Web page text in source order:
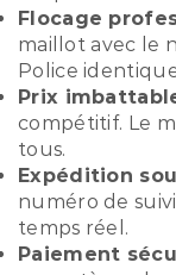
Flocage
maillot avec le
Police
Prix
compétitif. Le
tous.
Expédition
numéro de
temps réel.
Paiement